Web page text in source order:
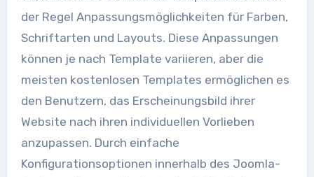
der Regel Anpassungsmöglichkeiten für Farben,
Schriftarten und Layouts. Diese Anpassungen
können je nach Template variieren, aber die
meisten kostenlosen Templates ermöglichen es
den Benutzern, das Erscheinungsbild ihrer
Website nach ihren individuellen Vorlieben
anzupassen. Durch einfache
Konfigurationsoptionen innerhalb des Joomla-